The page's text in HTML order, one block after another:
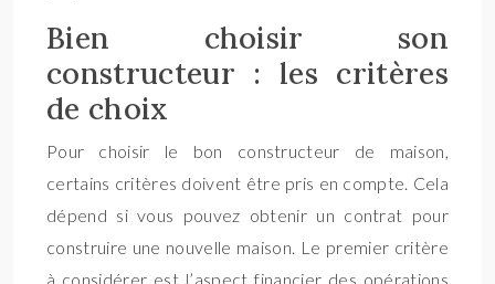
Bien choisir son
constructeur : les critères
de choix
Pour choisir le bon constructeur de maison,
certains critères doivent être pris en compte. Cela
dépend si vous pouvez obtenir un contrat pour
construire une nouvelle maison. Le premier critère
à considérer est l’aspect financier des opérations